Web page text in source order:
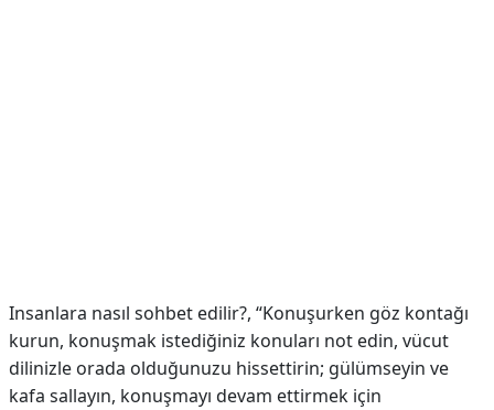
Insanlara nasıl sohbet edilir?, “Konuşurken göz kontağı
kurun, konuşmak istediğiniz konuları not edin, vücut
dilinizle orada olduğunuzu hissettirin; gülümseyin ve
kafa sallayın, konuşmayı devam ettirmek için